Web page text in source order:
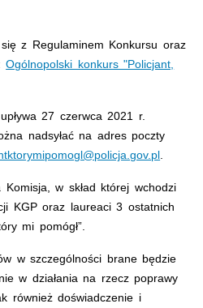
z Regulaminem Konkursu oraz
Ogólnopolski konkurs "Policjant,
27 czerwca 2021 r.
nadsyłać na adres poczty
w skład której wchodzi
KGP oraz laureaci 3 ostatnich
mi pomógł”.
w szczególności brane będzie
w działania na rzecz poprawy
również doświadczenie i